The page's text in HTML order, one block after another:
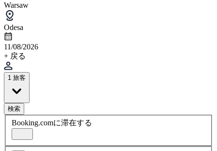
Warsaw
Odesa
11/08/2026
+ 戻る
1 旅客
検索
Booking.comに滞在する